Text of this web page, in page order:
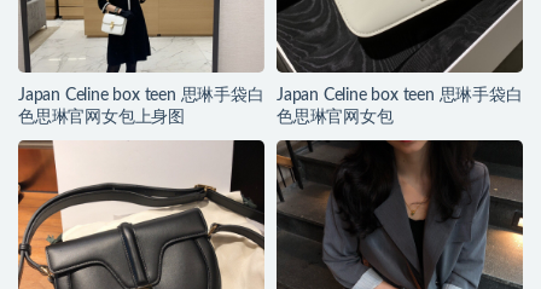
Japan Celine box teen 思琳手袋白
色思琳官网女包上身图
Japan Celine box teen 思琳手袋白
色思琳官网女包